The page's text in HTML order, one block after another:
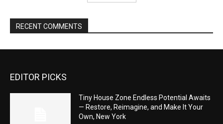
RECENT COMMENTS
EDITOR PICKS
Tiny House Zone Endless Potential Awaits
— Restore, Reimagine, and Make It Your
Own, New York